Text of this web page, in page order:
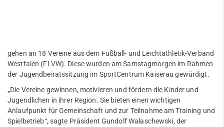
gehen an 18 Vereine aus dem Fußball- und Leichtathletik-Verband
Westfalen (FLVW). Diese wurden am Samstagmorgen im Rahmen
der Jugendbeiratssitzung im SportCentrum Kaiserau gewürdigt.
„Die Vereine gewinnen, motivieren und fördern die Kinder und
Jugendlichen in ihrer Region. Sie bieten einen wichtigen
Anlaufpunkt für Gemeinschaft und zur Teilnahme am Training und
Spielbetrieb“, sagte Präsident Gundolf Walaschewski, der
Interner Bereich
Bildergallerie
Handball
JuJutsu
Mitglied werden
Jobs
FAQ